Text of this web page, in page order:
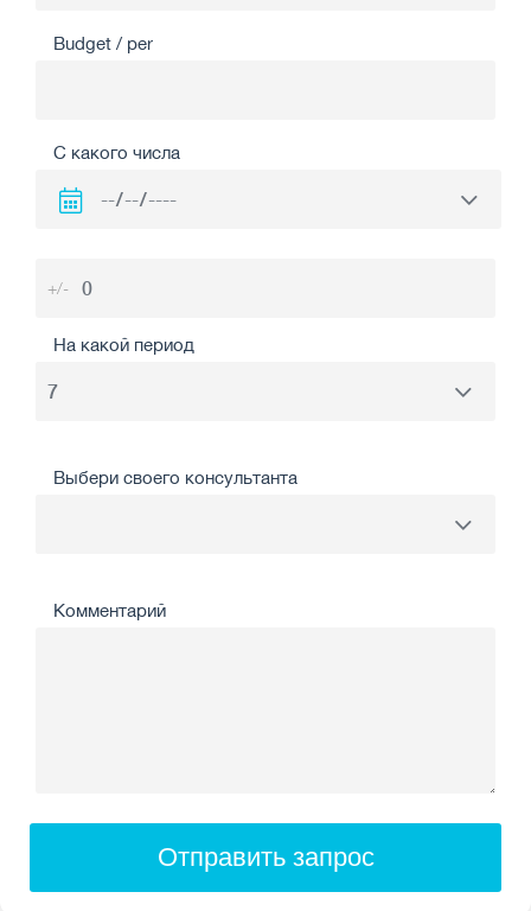
Budget / per
С какого числа
+/-
На какой период
Выбери своего консультанта
Комментарий
Отправить запрос